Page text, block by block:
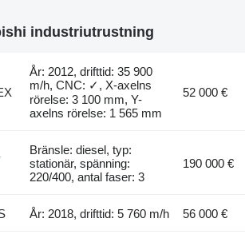
industriutrustning
År: 2012, drifttid: 35 900
m/h, CNC: ✓, X-axelns
rörelse: 3 100 mm, Y-
axelns rörelse: 1 565 mm
52 000 €
Bränsle: diesel, typ:
stationär, spänning:
220/400, antal faser: 3
190 000 €
År: 2018, drifttid: 5 760 m/h 56 000 €